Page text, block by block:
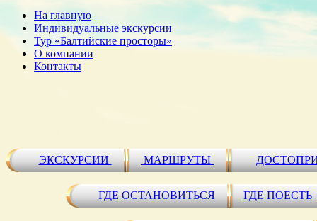
На главную
Индивидуальные экскурсии
Тур «Балтийские просторы»
О компании
Контакты
ЭКСКУРСИИ МАРШРУТЫ
ГДЕ ОСТАНОВИТЬСЯ ГДЕ ПОЕСТЬ